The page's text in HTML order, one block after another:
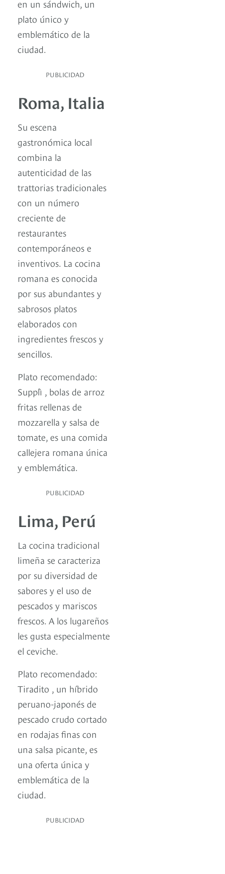
en un sándwich, un
plato único y
emblemático de la
ciudad.
PUBLICIDAD
Roma, Italia
Su escena
gastronómica local
combina la
autenticidad de las
trattorias tradicionales
con un número
creciente de
restaurantes
contemporáneos e
inventivos. La cocina
romana es conocida
por sus abundantes y
sabrosos platos
elaborados con
ingredientes frescos y
sencillos.
Plato recomendado:
Supplì , bolas de arroz
fritas rellenas de
mozzarella y salsa de
tomate, es una comida
callejera romana única
y emblemática.
PUBLICIDAD
Lima, Perú
La cocina tradicional
limeña se caracteriza
por su diversidad de
sabores y el uso de
pescados y mariscos
frescos. A los lugareños
les gusta especialmente
el ceviche.
Plato recomendado:
Tiradito , un híbrido
peruano-japonés de
pescado crudo cortado
en rodajas finas con
una salsa picante, es
una oferta única y
emblemática de la
ciudad.
PUBLICIDAD